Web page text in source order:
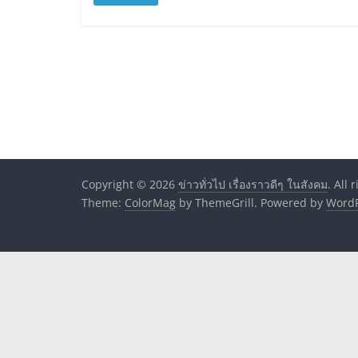
Copyright © 2026 ข่าวทั่วไป เรื่องราวดีๆ ในสังคม. All
Theme: ColorMag by ThemeGrill. Powered by